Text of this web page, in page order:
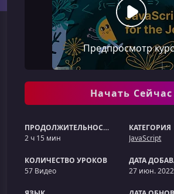
Предпросмотр
Начать Сейчас
ПРОДОЛЖИТЕЛЬНОСТЬ
2 ч 15 мин
КАТЕГОРИЯ
JavaScript
КОЛИЧЕСТВО УРОКОВ
57 Видео
ДАТА
27 июн. 2022